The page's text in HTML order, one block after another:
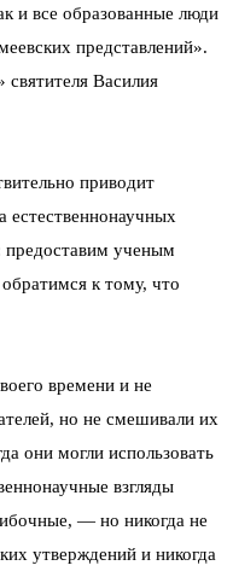
и все образованные люди
представлений».
Василия
приводит
естественнонаучных
предоставим ученым
к тому, что
времени и не
но не смешивали их
они могли использовать
взгляды
— но никогда не
утверждений и никогда